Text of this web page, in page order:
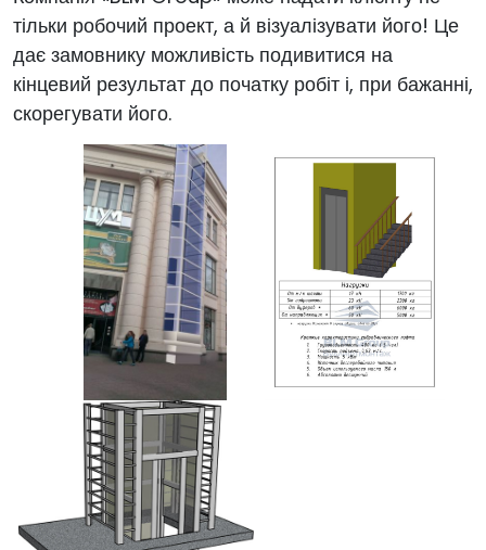
тільки робочий проект, а й візуалізувати його! Це
дає замовнику можливість подивитися на
кінцевий результат до початку робіт і, при бажанні,
скорегувати його.